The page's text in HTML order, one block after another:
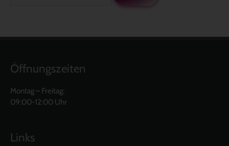
Öffnungszeiten
Montag – Freitag:
09:00-12:00 Uhr
Links